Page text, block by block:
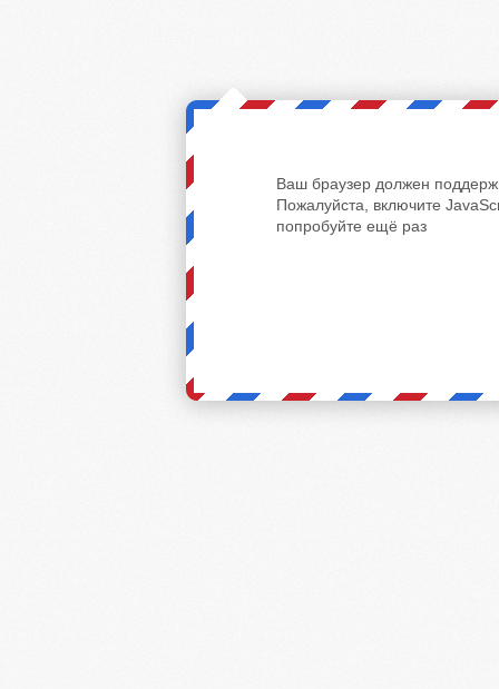
Ваш браузер должен
Пожалуйста, включите
попробуйте ещё раз